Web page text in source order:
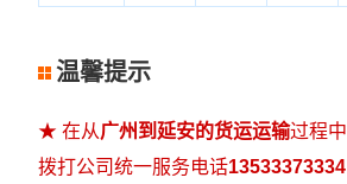
温馨提示
★ 在从广州到延安的货运运输过程
拨打公司统一服务电话13533373334